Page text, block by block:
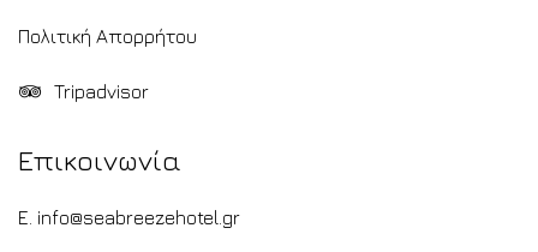
Πολιτική Απορρήτου
Tripadvisor
Επικοινωνία
E. info@seabreezehotel.gr